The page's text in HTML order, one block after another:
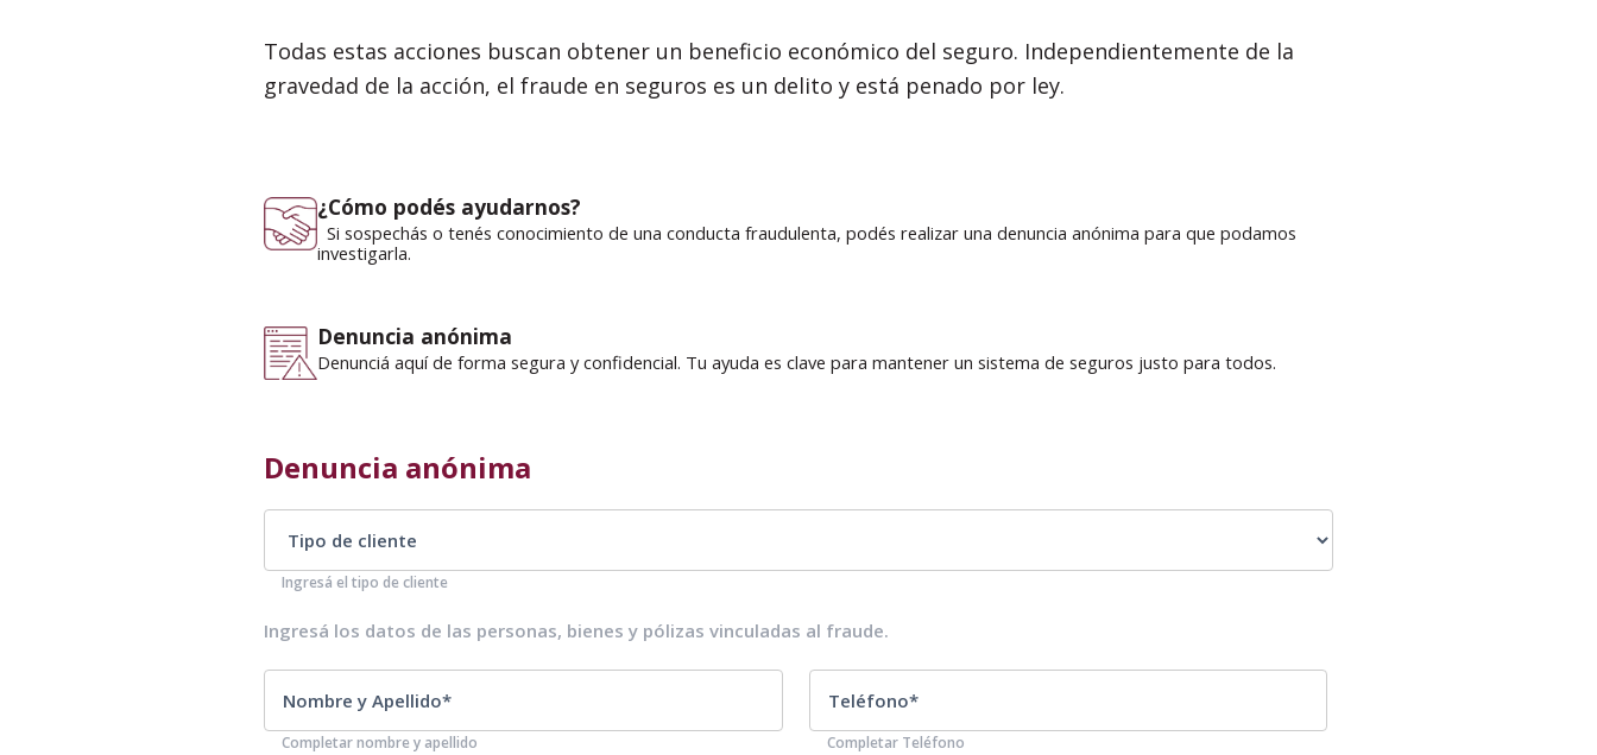
Todas estas acciones buscan obtener un beneficio económico del seguro. Independientemente de la
gravedad de la acción, el fraude en seguros es un delito y está penado por ley.
¿Cómo podés ayudarnos?
Si sospechás o tenés conocimiento de una conducta fraudulenta, podés realizar una denuncia anónima para que podamos
investigarla.
Denuncia anónima
Denunciá aquí de forma segura y confidencial. Tu ayuda es clave para mantener un sistema de seguros justo para todos.
Denuncia anónima
Ingresá el tipo de cliente
Ingresá los datos de las personas, bienes y pólizas vinculadas al fraude.
Completar nombre y apellido Completar Teléfono